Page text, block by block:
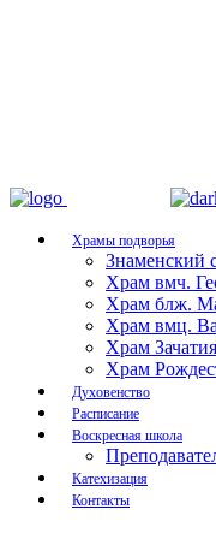
Храмы подворья
Знаменский
Храм вмч.
Храм блж.
Храм вмц.
Храм
Храм
Духовенство
Расписание
Воскресная школа
Катехизация
Контакты